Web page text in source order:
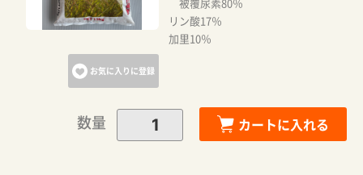
お気に入りに登録
リン酸17％
加里10％
数量 カートに入れる